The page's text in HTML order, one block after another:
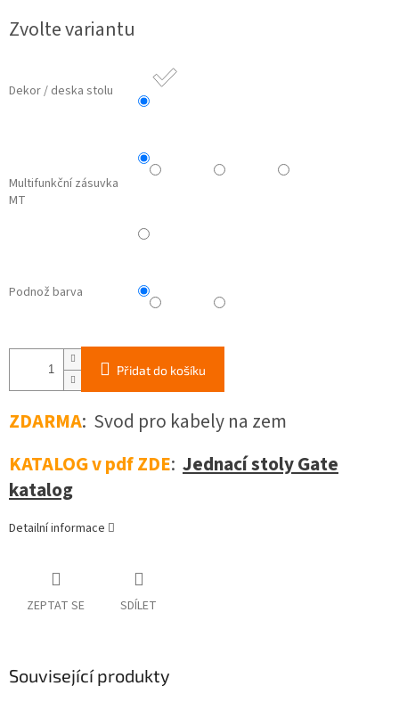
cena:
Zvolte variantu
Dekor / deska stolu
Multifunkční zásuvka
MT
Podnož barva
Přidat do košíku
ZDARMA: Svod pro kabely na zem
KATALOG v pdf ZDE: Jednací stoly Gate
katalog
Detailní informace
ZEPTAT SE SDÍLET
Související produkty